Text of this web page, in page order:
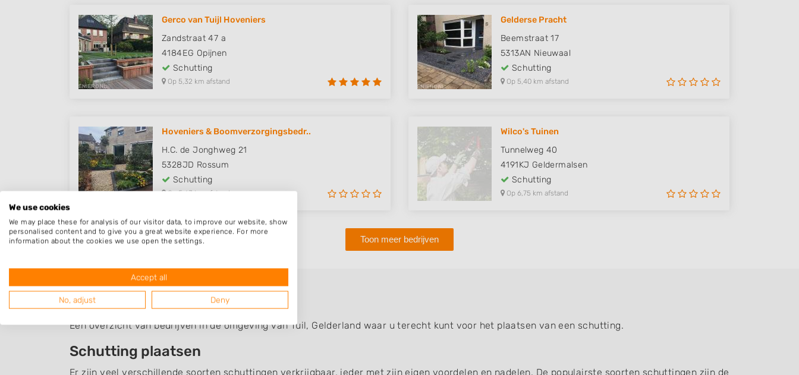
Gerco van Tuijl Hoveniers
Zandstraat 47 a
4184EG Opijnen
Schutting
Op 5,32 km afstand
Gelderse Pracht
Beemstraat 17
5313AN Nieuwaal
Schutting
Op 5,40 km afstand
Hoveniers & Boomverzorgingsbedr..
H.C. de Jonghweg 21
5328JD Rossum
Schutting
Op 5,63 km afstand
Wilco's Tuinen
Tunnelweg 40
4191KJ Geldermalsen
Schutting
Op 6,75 km afstand
Toon meer bedrijven
Schutting Tuil
Een overzicht van bedrijven in de omgeving van Tuil, Gelderland waar u terecht kunt voor het plaatsen van een schutting.
Schutting plaatsen
Er zijn veel verschillende soorten schuttingen verkrijgbaar, ieder met zijn eigen voordelen en nadelen. De populairste soorten schuttingen zijn de
We use cookies
We may place these for analysis of our visitor data, to improve our website, show
personalised content and to give you a great website experience. For more
information about the cookies we use open the settings.
Accept all
No, adjust Deny